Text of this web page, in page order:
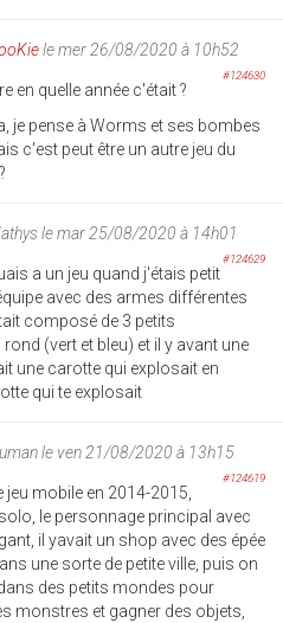
le mer 26/08/2020 à 10h52
#124630
en quelle année c'était ?
je pense à Worms et ses bombes
c'est peut être un autre jeu du
le mar 25/08/2020 à 14h01
#124629
a un jeu quand j'étais petit
avec des armes différentes
composé de 3 petits
(vert et bleu) et il y avant une
une carotte qui explosait en
qui te explosait
le ven 21/08/2020 à 13h15
#124619
jeu mobile en 2014-2015,
le personnage principal avec
il yavait un shop avec des épée
une sorte de petite ville, puis on
des petits mondes pour
monstres et gagner des objets,